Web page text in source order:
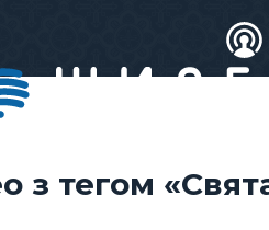
з тегом